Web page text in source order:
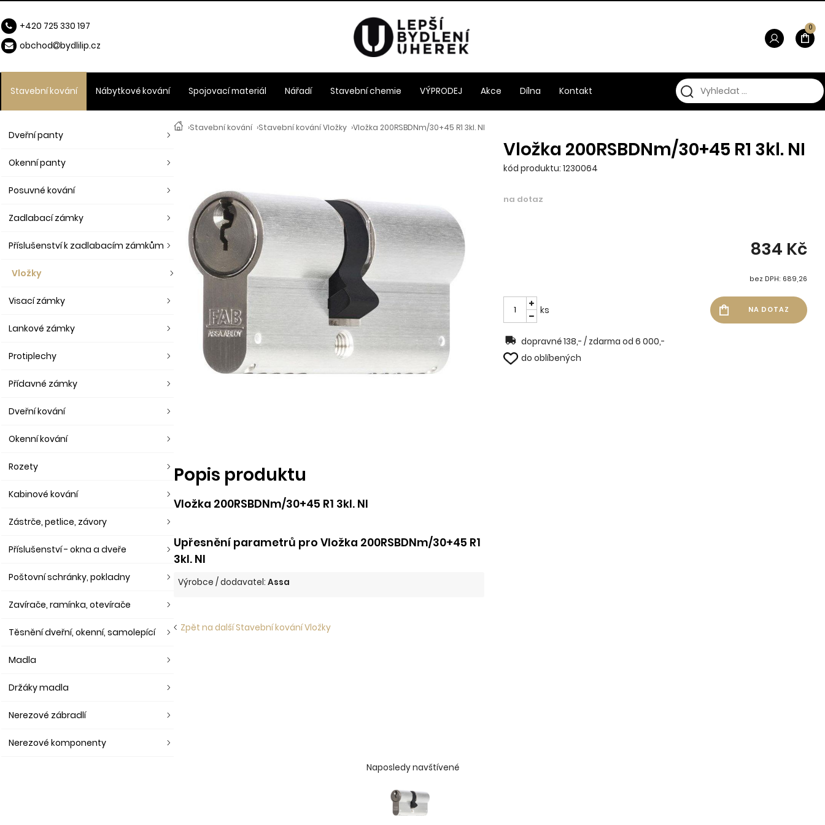
›Stavební kování ›Stavební kování Vložky ›Vložka 200RSBDNm/30+45 R1 3kl. NI
Vložka 200RSBDNm/30+45 R1 3kl. NI
kód produktu: 1230064
na dotaz
834 Kč
bez DPH: 689,26
ks
dopravné 138,- / zdarma od 6 000,-
do oblíbených
Popis produktu
Vložka 200RSBDNm/30+45 R1 3kl. NI
Upřesnění parametrů pro Vložka 200RSBDNm/30+45 R1
3kl. NI
Výrobce / dodavatel:Assa
Zpět na další Stavební kování Vložky
Dveřní panty
Okenní panty
Posuvné kování
Zadlabací zámky
Příslušenství k zadlabacím zámkům
Vložky
Visací zámky
Lankové zámky
Protiplechy
Přídavné zámky
Dveřní kování
Okenní kování
Rozety
Kabinové kování
Zástrče, petlice, závory
Příslušenství - okna a dveře
Poštovní schránky, pokladny
Zavírače, ramínka, otevírače
Těsnění dveřní, okenní, samolepící
Madla
Držáky madla
Nerezové zábradlí
Nerezové komponenty
Stavební kování Nábytkové kování Spojovací materiál Nářadí Stavební chemie VÝPRODEJ Akce Dílna Kontakt
0
+420 725 330 197
obchod
bydlilip.cz
Naposledy navštívené